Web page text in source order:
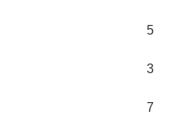
5
3
7